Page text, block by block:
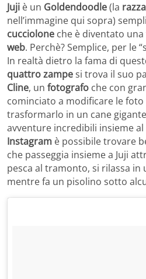
Juji è un Goldendoodle(la razza
nell’immagine qui sopra)
cucciolone che è diventato
web. Perchè? Semplice, per le
In realtà dietro la fama di
quattro zampesi trova il suo
Cline, un fotografo che con
cominciato a modificare le
trasformarlo in un cane
avventure incredibili insieme
Instagram è possibile trovare
che passeggia insieme a Juji
pesca al tramonto, si rilassa in
mentre fa un pisolino sotto